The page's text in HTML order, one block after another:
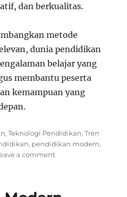
dan berkualitas.
metode
dunia pendidikan
belajar yang
membantu peserta
kemampuan yang
,Teknologi Pendidikan,Tren
, pendidikan modern,
a commenton